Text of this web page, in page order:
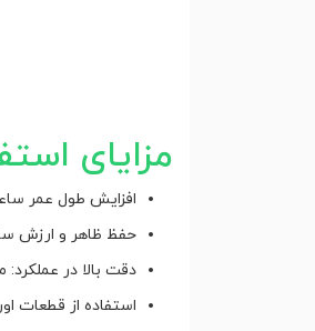
مزایای
افزایش طول عمر
حفظ ظاهر و ارزش
دقت بالا در
استفاده از قطعات